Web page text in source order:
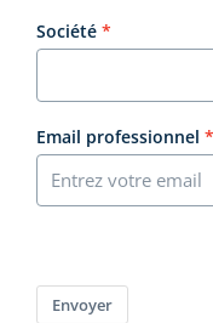
Société
Email professionnel
Envoyer